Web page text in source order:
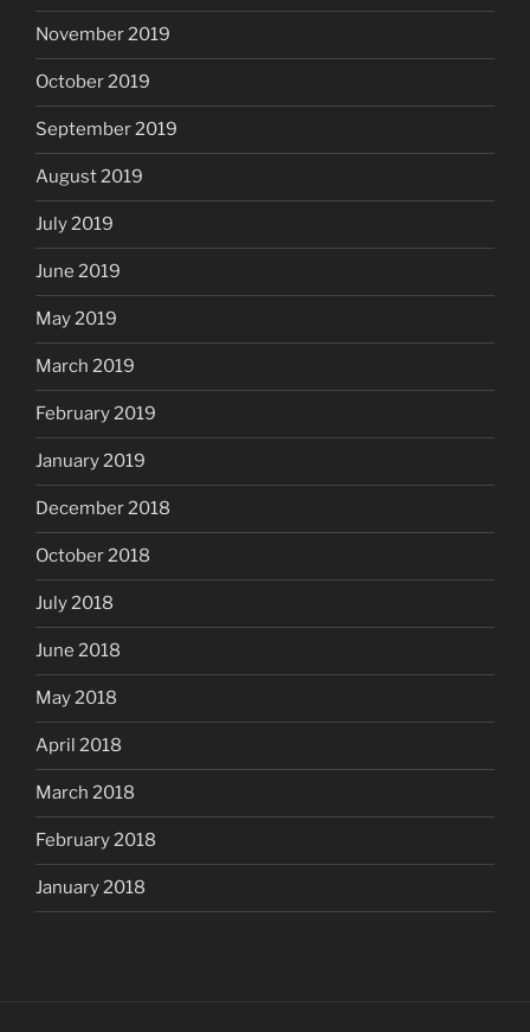
November 2019
October 2019
September 2019
August 2019
July 2019
June 2019
May 2019
March 2019
February 2019
January 2019
December 2018
October 2018
July 2018
June 2018
May 2018
April 2018
March 2018
February 2018
January 2018